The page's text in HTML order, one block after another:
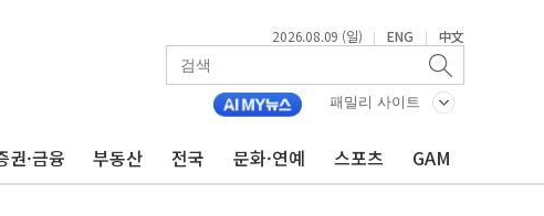
2026.08.09 (일) | ENG | 中文
패밀리 사이트
권·금융 부동산 전국 문화·연예 스포츠 GAM
억 지급 확정되나…재상고 앞두고 막판 셈법
인에 '행복상자' 전달
막 '태극기 거꾸로' 논란…이틀만에 철거
판매, 역대 최대폭 감소한 9.4%↓…유통업계 양극화 심화
'정부 특사'로 콜롬비아 대통령 취임식 참석